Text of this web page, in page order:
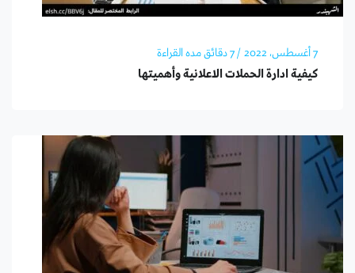
7 أغسطس، 2022 / 7 دقائق مده القراءة
كيفية ادارة الحملات الاعلانية وأهميتها